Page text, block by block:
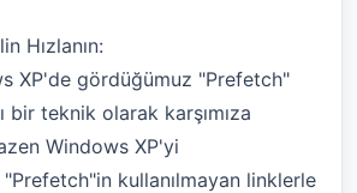
Hızlanın:
XP'de gördüğümuz "Prefetch"
bir teknik olarak karşımıza
Windows XP'yi
"Prefetch"in kullanılmayan linklerle